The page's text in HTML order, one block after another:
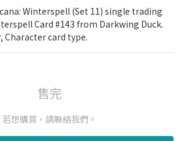
Winterspell (Set 11) single trading
Card #143 from Darkwing Duck.
Character card type.
售完
若想購買，請聯絡我們。